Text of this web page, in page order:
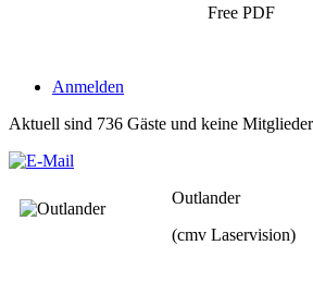
Free PDF
Anmelden
Aktuell sind 736 Gäste und keine
Outlander
(cmv Laservision)